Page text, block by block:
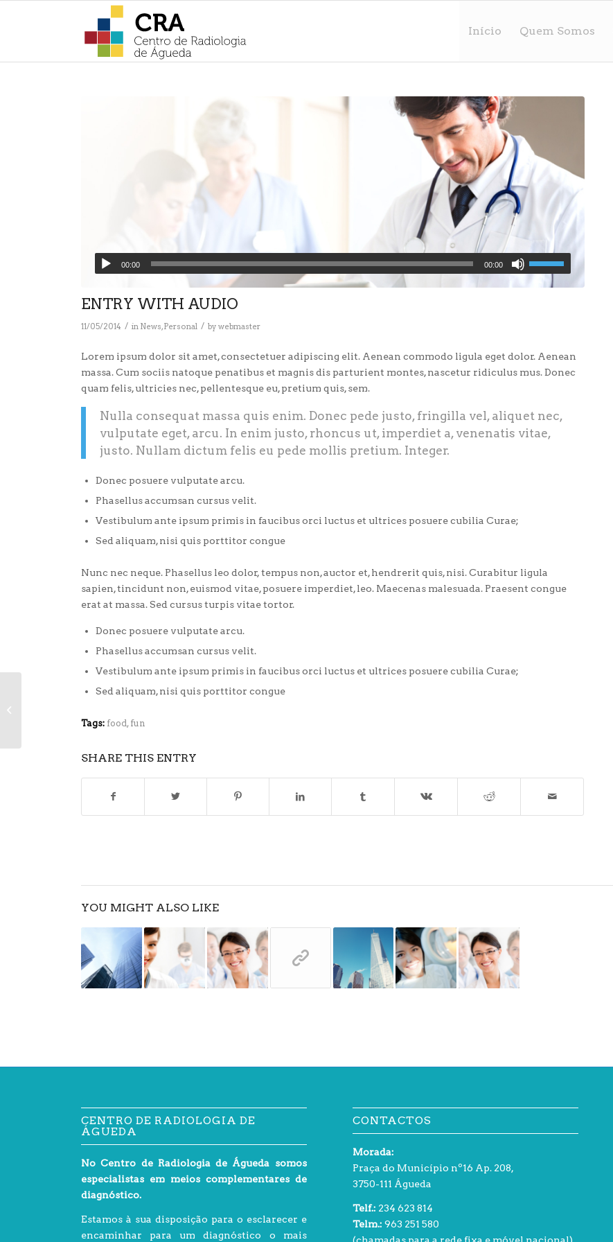
Início Quem Somos
00:00 00:00
ENTRY WITH AUDIO
11/05/2014 / in News,Personal / bywebmaster
Lorem ipsum dolor sit amet, consectetuer adipiscing elit. Aenean commodo ligula eget dolor. Aenean
massa. Cum sociis natoque penatibus et magnis dis parturient montes, nascetur ridiculus mus. Donec
quam felis, ultricies nec, pellentesque eu, pretium quis, sem.
Nulla consequat massa quis enim. Donec pede justo, fringilla vel, aliquet nec,
vulputate eget, arcu. In enim justo, rhoncus ut, imperdiet a, venenatis vitae,
justo. Nullam dictum felis eu pede mollis pretium. Integer.
Donec posuere vulputate arcu.
Phasellus accumsan cursus velit.
Vestibulum ante ipsum primis in faucibus orci luctus et ultrices posuere cubilia Curae;
Sed aliquam, nisi quis porttitor congue
Nunc nec neque. Phasellus leo dolor, tempus non, auctor et, hendrerit quis, nisi. Curabitur ligula
sapien, tincidunt non, euismod vitae, posuere imperdiet, leo. Maecenas malesuada. Praesent congue
erat at massa. Sed cursus turpis vitae tortor.
Donec posuere vulputate arcu.
Phasellus accumsan cursus velit.
Vestibulum ante ipsum primis in faucibus orci luctus et ultrices posuere cubilia Curae;
Sed aliquam, nisi quis porttitor congue
Tags: food , fun
SHARE THIS ENTRY
YOU MIGHT ALSO LIKE
CENTRO DE RADIOLOGIA DE
ÁGUEDA
No Centro de Radiologia de Águeda somos
especialistas em meios complementares de
diagnóstico.
Estamos à sua disposição para o esclarecer e
encaminhar para um diagnóstico o mais
CONTACTOS
Morada:
Praça do Município nº16 Ap. 208,
3750-111 Águeda
Telf.: 234 623 814
Telm.: 963 251 580
(chamadas para a rede fixa e móvel nacional)
Format “Video”